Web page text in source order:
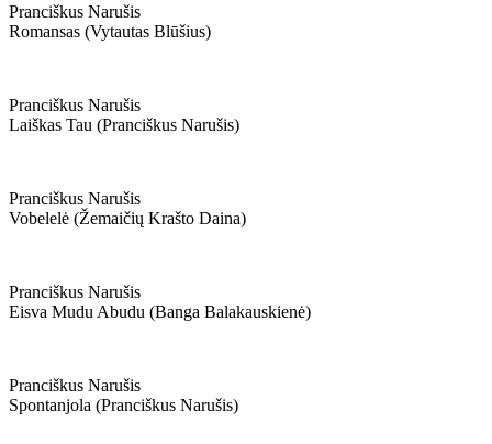
Pranciškus Narušis
Romansas (vytautas Blūšius)
Pranciškus Narušis
Laiškas Tau (pranciškus Narušis)
Pranciškus Narušis
Vobelelė (žemaičių Krašto Daina)
Pranciškus Narušis
Eisva Mudu Abudu (banga Balakauskienė)
Pranciškus Narušis
Spontanjola (pranciškus Narušis)